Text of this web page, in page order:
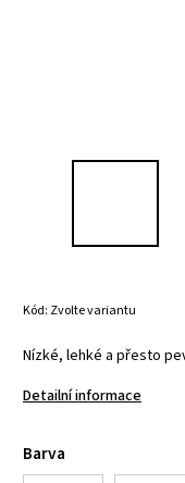
Kód: Zvolte variantu
Nízké, lehké a přesto
Detailní informace
Barva